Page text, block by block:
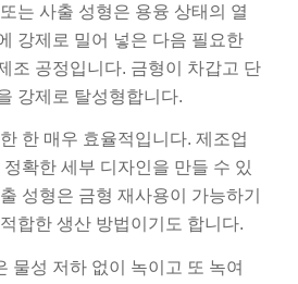
또는 사출 성형은 용융 상태의 열
강제로 밀어 넣은 다음 필요한
조 공정입니다. 금형이 차갑고 단
강제로 탈성형합니다.
한 매우 효율적입니다. 제조업
확한 세부 디자인을 만들 수 있
성형은 금형 재사용이 가능하기
합한 생산 방법이기도 합니다.
물성 저하 없이 녹이고 또 녹여